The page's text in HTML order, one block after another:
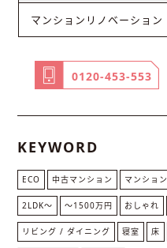
マンションリノベーション
0120-453-553
KEYWORD
ECO 中古マンション マンション
2LDK〜 ～1500万円 おしゃれ
リビング / ダイニング 寝室 床